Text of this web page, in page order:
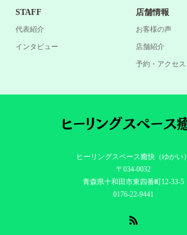
STAFF
代表紹介
インタビュー
店舗情報
お客様の声
店舗紹介
予約・アクセス
ヒーリングスペース癒快（ゆかい）
〒034-0032
青森県十和田市東四番町12-33-5
0176-22-9441